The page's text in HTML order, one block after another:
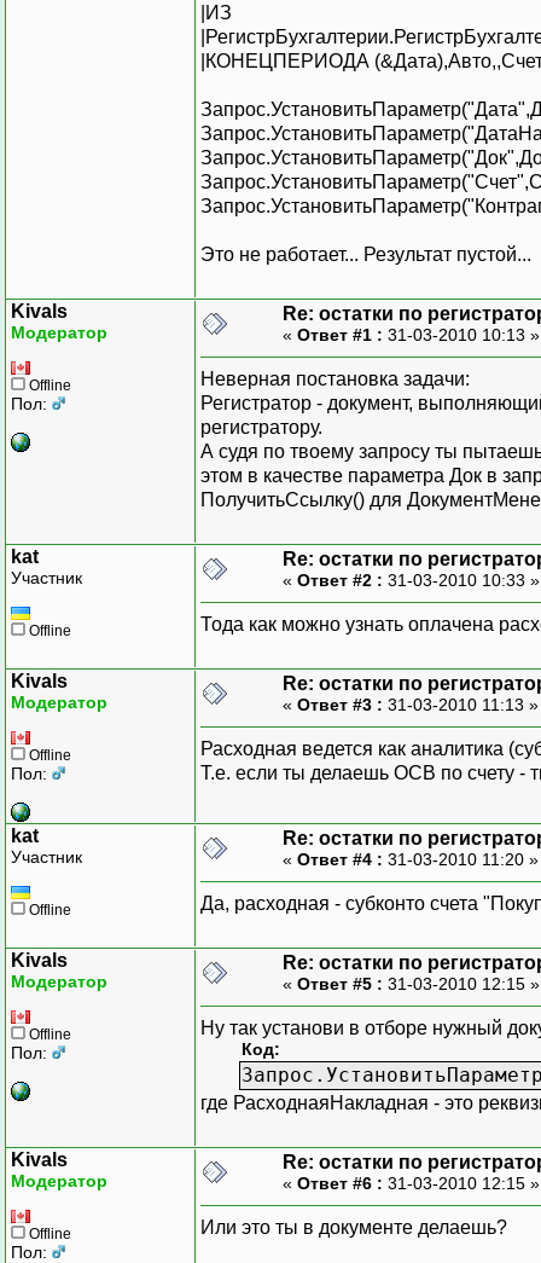
|ИЗ
|КОНЕЦПЕРИОДА
Это не работает... Результат пустой...
Kivals
Модератор
Offline
Пол:
Re: остатки по
« Ответ #1 : 31-03-2010 10:13
Неверная постановка задачи:
Регистратор - документ,
регистратору.
А судя по твоему запросу ты
этом в качестве параметра Док в
ПолучитьСсылку() для
kat
Участник
Offline
Re: остатки по
« Ответ #2 : 31-03-2010 10:33
Тода как можно узнать оплачена
Kivals
Модератор
Offline
Пол:
Re: остатки по
« Ответ #3 : 31-03-2010 11:13
Расходная ведется как аналитика
Т.е. если ты делаешь ОСВ по счету -
kat
Участник
Offline
Re: остатки по
« Ответ #4 : 31-03-2010 11:20
Да, расходная - субконто счета
Kivals
Модератор
Offline
Пол:
Re: остатки по
« Ответ #5 : 31-03-2010 12:15
Ну так установи в отборе нужный
Код:
где РасходнаяНакладная - это
Kivals
Модератор
Offline
Пол:
Re: остатки по
« Ответ #6 : 31-03-2010 12:15
Или это ты в документе делаешь?